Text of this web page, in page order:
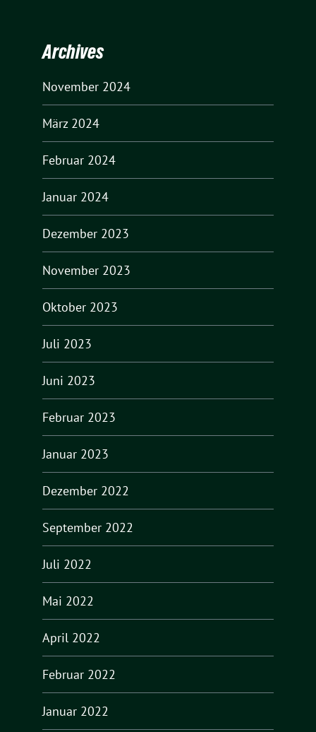
Archives
November 2024
März 2024
Februar 2024
Januar 2024
Dezember 2023
November 2023
Oktober 2023
Juli 2023
Juni 2023
Februar 2023
Januar 2023
Dezember 2022
September 2022
Juli 2022
Mai 2022
April 2022
Februar 2022
Januar 2022